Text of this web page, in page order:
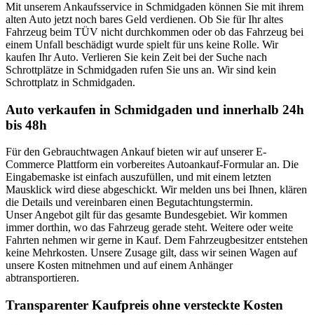
Mit unserem Ankaufsservice in Schmidgaden können Sie mit ihrem
alten Auto jetzt noch bares Geld verdienen. Ob Sie für Ihr altes
Fahrzeug beim TÜV nicht durchkommen oder ob das Fahrzeug bei
einem Unfall beschädigt wurde spielt für uns keine Rolle. Wir
kaufen Ihr Auto. Verlieren Sie kein Zeit bei der Suche nach
Schrottplätze in Schmidgaden rufen Sie uns an. Wir sind kein
Schrottplatz in Schmidgaden.
Auto verkaufen in Schmidgaden und innerhalb 24h
bis 48h
Für den Gebrauchtwagen Ankauf bieten wir auf unserer E-
Commerce Plattform ein vorbereites Autoankauf-Formular an. Die
Eingabemaske ist einfach auszufüllen, und mit einem letzten
Mausklick wird diese abgeschickt. Wir melden uns bei Ihnen, klären
die Details und vereinbaren einen Begutachtungstermin.
Unser Angebot gilt für das gesamte Bundesgebiet. Wir kommen
immer dorthin, wo das Fahrzeug gerade steht. Weitere oder weite
Fahrten nehmen wir gerne in Kauf. Dem Fahrzeugbesitzer entstehen
keine Mehrkosten. Unsere Zusage gilt, dass wir seinen Wagen auf
unsere Kosten mitnehmen und auf einem Anhänger
abtransportieren.
Transparenter Kaufpreis ohne versteckte Kosten